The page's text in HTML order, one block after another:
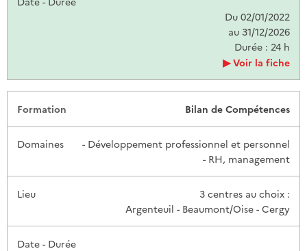
Du 02/01/2022
au 31/12/2026
Durée : 24 h
Voir la fiche
Bilan de Compétences
- Développement professionnel et personnel
- RH, management
3 centres au choix :
Argenteuil - Beaumont/Oise - Cergy